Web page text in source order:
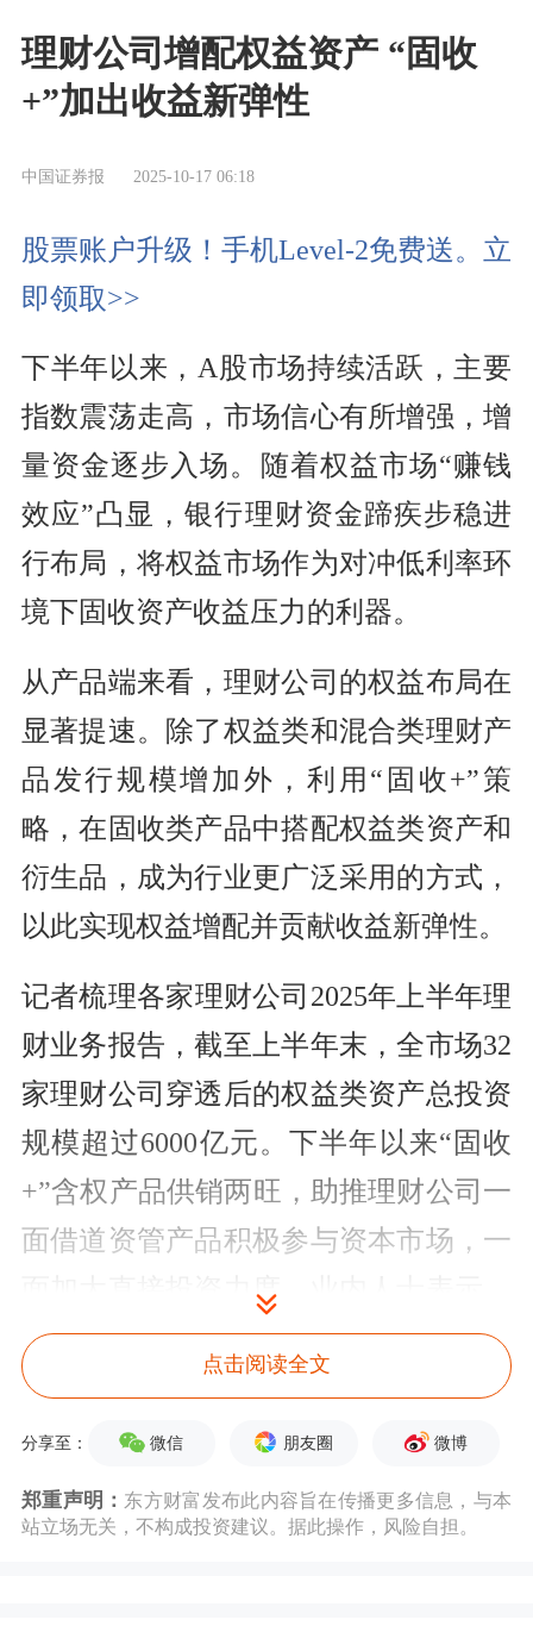
理财公司增配权益资产 “固收
+”加出收益新弹性
中国证券报 2025-10-17 06:18
股票账户升级！手机Level-2免费送。立
即领取>>
下半年以来，A股市场持续活跃，主要
指数震荡走高，市场信心有所增强，增
量资金逐步入场。随着权益市场“赚钱
效应”凸显，银行理财资金蹄疾步稳进
行布局，将权益市场作为对冲低利率环
境下固收资产收益压力的利器。
从产品端来看，理财公司的权益布局在
显著提速。除了权益类和混合类理财产
品发行规模增加外，利用“固收+”策
略，在固收类产品中搭配权益类资产和
衍生品，成为行业更广泛采用的方式，
以此实现权益增配并贡献收益新弹性。
记者梳理各家理财公司2025年上半年理
财业务报告，截至上半年末，全市场32
家理财公司穿透后的权益类资产总投资
规模超过6000亿元。下半年以来“固收
+”含权产品供销两旺，助推理财公司一
面借道资管产品积极参与资本市场，一
面加大直接投资力度。业内人士表示，
增加对权益市场的直接投资和权益投研
能力的提升，如同硬币的一体两面，为
了更好适应直接投资需求，理财公司应
进一步推进权益投研组织建设和框架搭
建。
点击阅读全文
分享至： 微信 朋友圈 微博
郑重声明： 东方财富发布此内容旨在传播更多信息，与本
站立场无关，不构成投资建议。据此操作，风险自担。